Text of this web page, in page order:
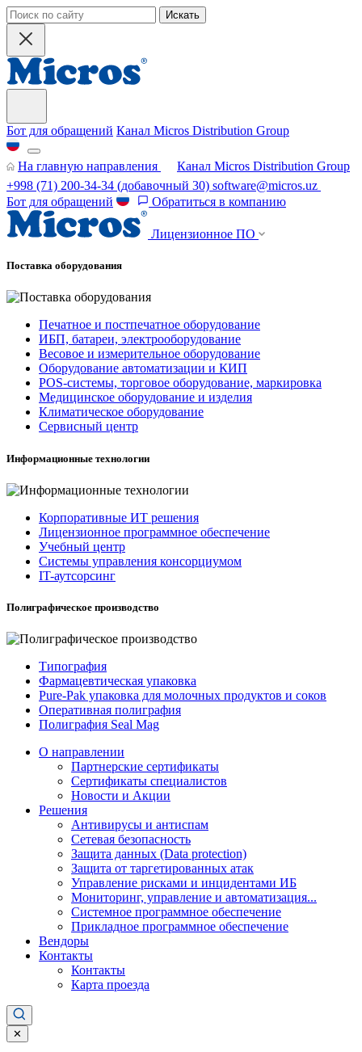
Искать
Бот для обращений Канал Micros Distribution Group
На главную направления
Канал Micros Distribution Group
+998 (71) 200-34-34 (добавочный 30) software@micros.uz
Бот для обращений
Обратиться в компанию
Лицензионное ПО
Поставка оборудования
Печатное и постпечатное оборудование
ИБП, батареи, электрооборудование
Весовое и измерительное оборудование
Оборудование автоматизации и КИП
POS-системы, торговое оборудование, маркировка
Медицинское оборудование и изделия
Климатическое оборудование
Сервисный центр
Информационные технологии
Корпоративные ИТ решения
Лицензионное программное обеспечение
Учебный центр
Системы управления консорциумом
IT-аутсорсинг
Полиграфическое производство
Типография
Фармацевтическая упаковка
Pure-Pak упаковка для молочных продуктов и соков
Оперативная полиграфия
Полиграфия Seal Mag
О направлении
Партнерские сертификаты
Сертификаты специалистов
Новости и Акции
Решения
Антивирусы и антиспам
Сетевая безопасность
Защита данных (Data protection)
Защита от таргетированных атак
Управление рисками и инцидентами ИБ
Мониторинг, управление и автоматизация...
Системное программное обеспечение
Прикладное программное обеспечение
Вендоры
Контакты
Контакты
Карта проезда
✕